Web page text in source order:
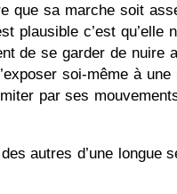
que sa marche soit
plausible c’est qu’elle
de se garder de nuire
soi-même à une
par ses
autres d’une longue